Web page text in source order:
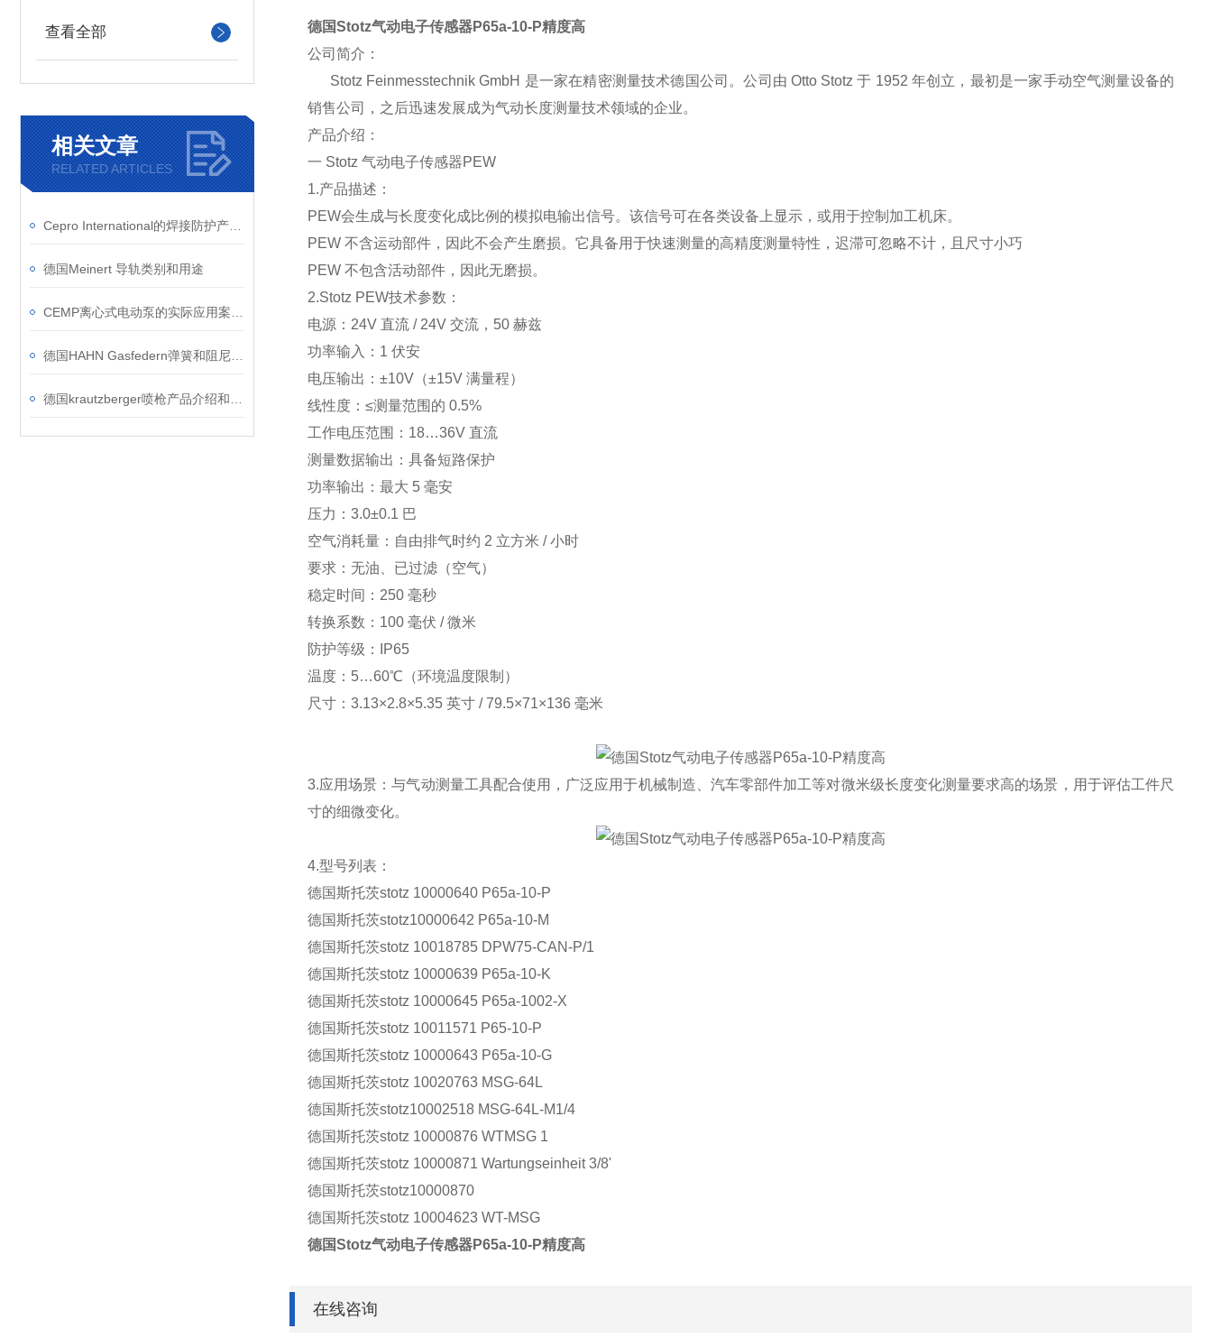
查看全部
相关文章
RELATED ARTICLES
德国Meinert 导轨类别和用途
德国Stotz气动电子传感器P65a-10-P精度高
公司简介：
Stotz Feinmesstechnik GmbH 是一家在精密测量技术德国公司。公司由 Otto Stotz 于 1952 年创立，最初是一家手动空气测量设备的
销售公司，之后迅速发展成为气动长度测量技术领域的企业。
产品介绍：
一 Stotz 气动电子传感器PEW
1.产品描述：
PEW会生成与长度变化成比例的模拟电输出信号。该信号可在各类设备上显示，或用于控制加工机床。
PEW 不含运动部件，因此不会产生磨损。它具备用于快速测量的高精度测量特性，迟滞可忽略不计，且尺寸小巧
PEW 不包含活动部件，因此无磨损。
2.Stotz PEW技术参数：
电源：24V 直流 / 24V 交流，50 赫兹
功率输入：1 伏安
电压输出：±10V（±15V 满量程）
线性度：≤测量范围的 0.5%
工作电压范围：18…36V 直流
测量数据输出：具备短路保护
功率输出：最大 5 毫安
压力：3.0±0.1 巴
空气消耗量：自由排气时约 2 立方米 / 小时
要求：无油、已过滤（空气）
稳定时间：250 毫秒
转换系数：100 毫伏 / 微米
防护等级：IP65
温度：5…60℃（环境温度限制）
尺寸：3.13×2.8×5.35 英寸 / 79.5×71×136 毫米
3.应用场景：与气动测量工具配合使用，广泛应用于机械制造、汽车零部件加工等对微米级长度变化测量要求高的场景，用于评估工件尺
寸的细微变化。
4.型号列表：
德国斯托茨stotz 10000640 P65a-10-P
德国斯托茨stotz10000642 P65a-10-M
德国斯托茨stotz 10018785 DPW75-CAN-P/1
德国斯托茨stotz 10000639 P65a-10-K
德国斯托茨stotz 10000645 P65a-1002-X
德国斯托茨stotz 10011571 P65-10-P
德国斯托茨stotz 10000643 P65a-10-G
德国斯托茨stotz 10020763 MSG-64L
德国斯托茨stotz10002518 MSG-64L-M1/4
德国斯托茨stotz 10000876 WTMSG 1
德国斯托茨stotz 10000871 Wartungseinheit 3/8'
德国斯托茨stotz10000870
德国斯托茨stotz 10004623 WT-MSG
德国Stotz气动电子传感器P65a-10-P精度高
在线咨询